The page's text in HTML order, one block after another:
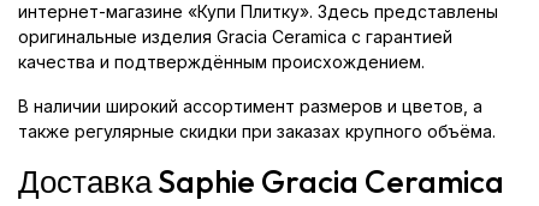
интернет-магазине «Купи Плитку». Здесь представлены
оригинальные изделия Gracia Ceramica с гарантией
качества и подтверждённым происхождением.
В наличии широкий ассортимент размеров и цветов, а
также регулярные скидки при заказах крупного объёма.
Доставка Saphie Gracia Ceramica